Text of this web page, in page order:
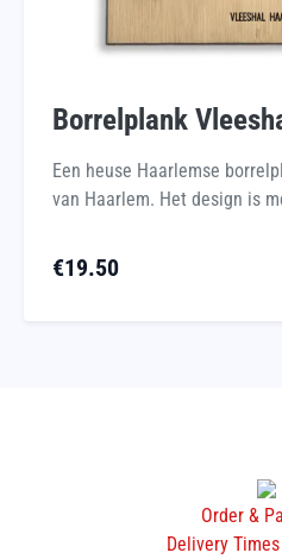
Borrelplank
Een heuse Haarlemse
van Haarlem. Het design is
€19.50
Order &
Delivery